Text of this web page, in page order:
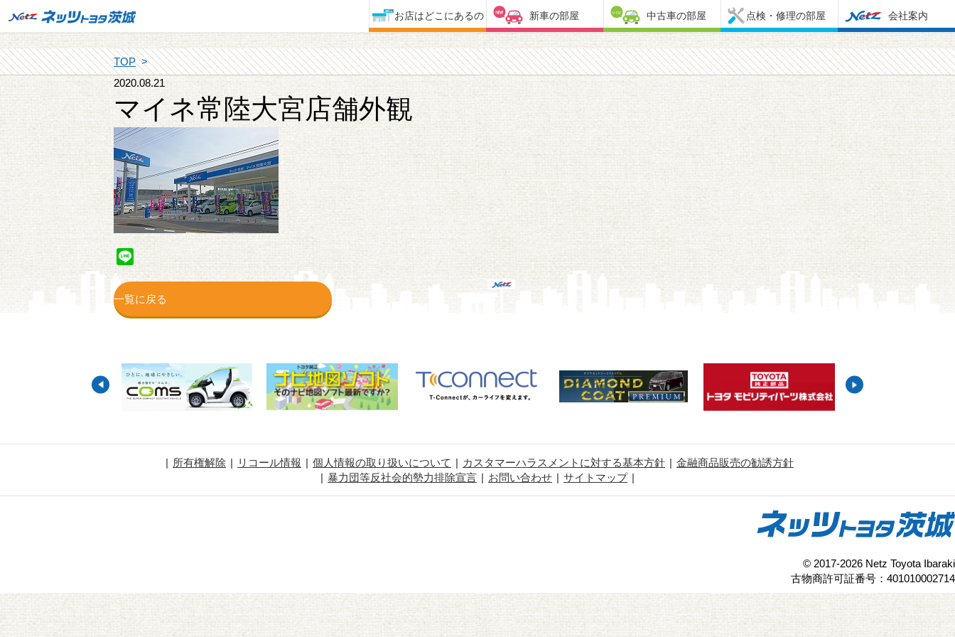
お店はどこにあるの 新車の部屋 中古車の部屋 点検・修理の部屋 会社案内
TOP
2020.08.21
マイネ常陸大宮店舗外観
Line
一覧に戻る
所有権解除 リコール情報 個人情報の取り扱いについて カスタマーハラスメントに対する基本方針
金融商品販売の勧誘方針
暴力団等反社会的勢力排除宣言
お問い合わせ サイトマップ
© 2017-2026 Netz Toyota Ibaraki
古物商許可証番号：401010002714